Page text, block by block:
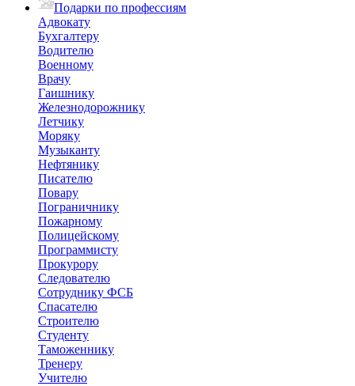
Подарки по профессиям
Адвокату
Бухгалтеру
Водителю
Военному
Врачу
Гаишнику
Железнодорожнику
Летчику
Моряку
Музыканту
Нефтянику
Писателю
Повару
Пограничнику
Пожарному
Полицейскому
Программисту
Прокурору
Следователю
Сотруднику ФСБ
Спасателю
Строителю
Студенту
Таможеннику
Тренеру
Учителю